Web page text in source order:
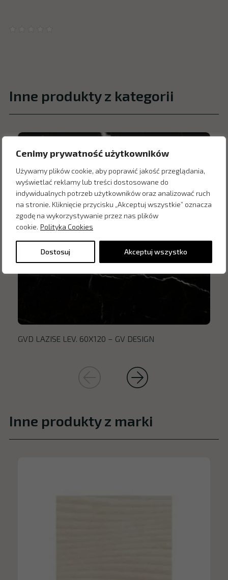
Cenimy prywatność użytkowników
Używamy plików cookie, aby poprawić jakość przeglądania,
wyświetlać reklamy lub treści dostosowane do
indywidualnych potrzeb użytkowników oraz analizować ruch
na stronie. Kliknięcie przycisku „Akceptuj wszystkie” oznacza
zgodę na wykorzystywanie przez nas plików
cookie. Polityka Cookies
Dostosuj Akceptuj wszystko
Inne produkty z kategorii
GVD LAZISE LEV. 60X120 – GV DESIGN
Inne produkty z marki